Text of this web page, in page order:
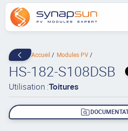
Accueil Modules PV
HS-182-S108DSB
Utilisation :Toitures